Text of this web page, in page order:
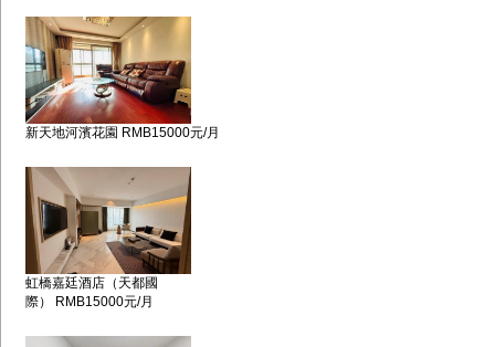
新天地河濱花園 RMB15000元/月
虹橋嘉廷酒店（天都國
際） RMB15000元/月